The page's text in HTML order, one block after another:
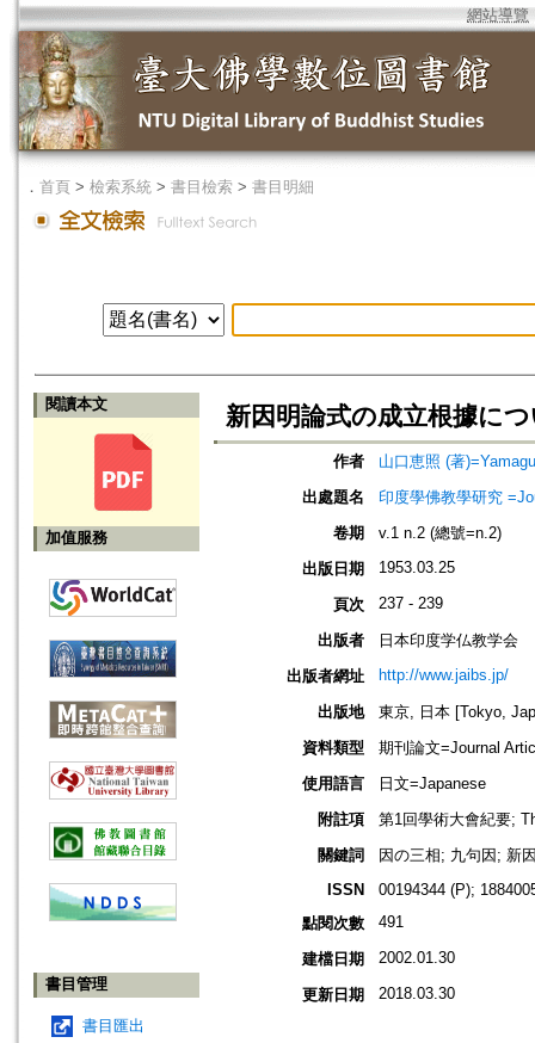
網站導覽
． 首頁 > 檢索系統 > 書目檢索 > 書目明細
閱讀本文
加值服務
書目管理
書目匯出
新因明論式の成立根據に
作者
山口恵照 (著
出處題名
印度學佛教學研究
卷期
v.1 n.2 (總號=n.2)
出版日期
1953.03.25
頁次 237 - 239
出版者
日本印度学仏教学会
出版者網址
http://www.jaibs.jp/
出版地
東京, 日本 [Tokyo,
資料類型
期刊論文=Journal
使用語言
日文=Japanese
附註項
第1回學術大會紀要;
關鍵詞
因の三相; 九句因; 新
ISSN
00194344 (P);
點閱次數
491
建檔日期 2002.01.30
更新日期 2018.03.30